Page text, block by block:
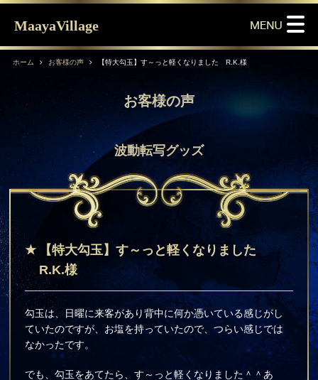
MaayaVillage
ホーム お客様の声 【特大勾玉】す～っと軽くなりました R.K.様
お客様の声
波動転写グッズ
【特大勾玉】す～っと軽くなりました
R.K.様
勾玉は、日曜に来客があり背中に何か憑いている感じがし
ていたのですが、お塩を持っていたので、つらい感じでは
なかったです。
でも、勾玉をあてたら、す～っと軽くなりました＾＾あ